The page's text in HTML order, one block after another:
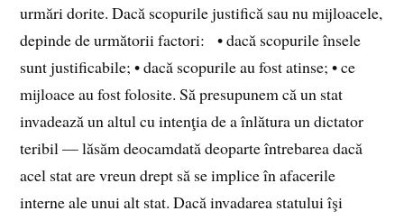
urmări dorite. Dacă scopurile justifică sau nu mijloacele,
depinde de următorii factori: • dacă scopurile însele
sunt justificabile; • dacă scopurile au fost atinse; • ce
mijloace au fost folosite. Să presupunem că un stat
invadează un altul cu intenţia de a înlătura un dictator
teribil — lăsăm deocamdată deoparte întrebarea dacă
acel stat are vreun drept să se implice în afacerile
interne ale unui alt stat. Dacă invadarea statului îşi